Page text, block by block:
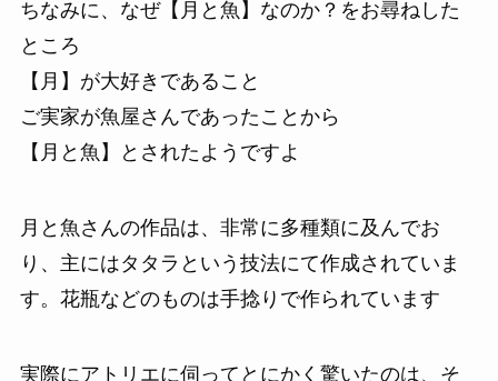
ちなみに、なぜ【月と魚】なのか？をお尋ねした
ところ
【月】が大好きであること
ご実家が魚屋さんであったことから
【月と魚】とされたようですよ
月と魚さんの作品は、非常に多種類に及んでお
り、主にはタタラという技法にて作成されていま
す。花瓶などのものは手捻りで作られています
実際にアトリエに伺ってとにかく驚いたのは、そ